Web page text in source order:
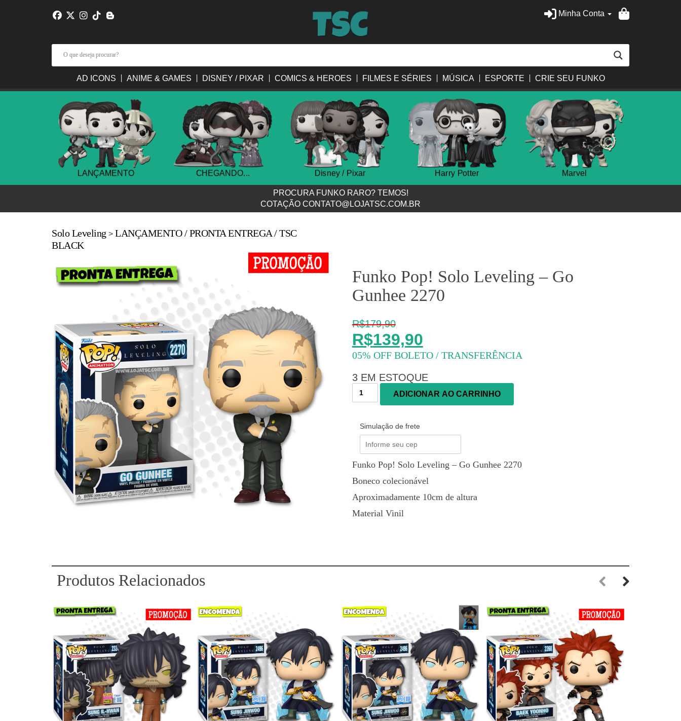
Minha Conta
AD ICONS ANIME & GAMES DISNEY / PIXAR COMICS & HEROES FILMES E SÉRIES MÚSICA ESPORTE CRIE SEU FUNKO
LANÇAMENTO CHEGANDO... Disney / Pixar Harry Potter Marvel
PROCURA FUNKO RARO? TEMOS!
COTAÇÃO CONTATO@LOJATSC.COM.BR
Solo Leveling > LANÇAMENTO PRONTA ENTREGA
TSC
BLACK
Funko Pop! Solo Leveling – Go
Gunhee 2270
R$179,90
O
preço
original
era:
R$179,90.
R$139,90
O
atual
é:
R$139,90.
3 EM ESTOQUE
Gunhee
2270
quantidade
ADICIONAR AO CARRINHO
Simulação de frete
Funko Pop! Solo Leveling – Go Gunhee 2270
Boneco colecionável
Aproximadamente 10cm de altura
Material Vinil
Produtos Relacionados